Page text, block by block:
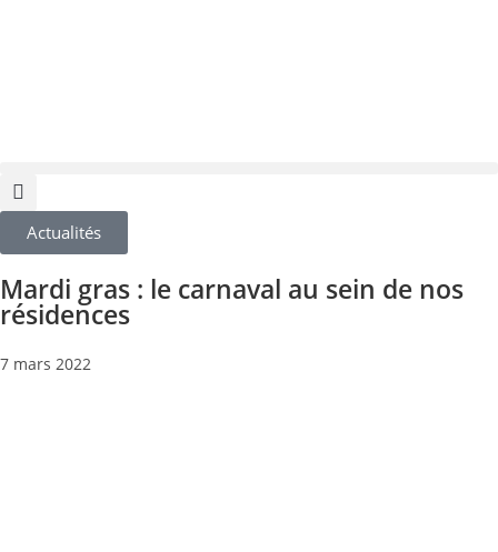
Actualités
Mardi gras : le carnaval au sein de nos
résidences
7 mars 2022